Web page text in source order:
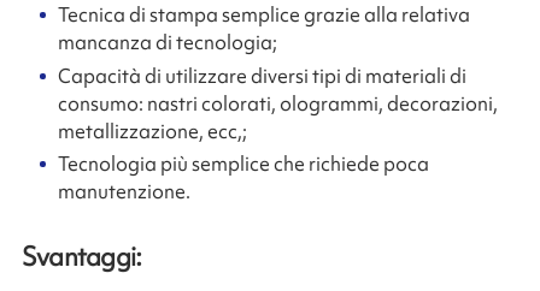
Tecnica di stampa semplice grazie alla relativa
mancanza di tecnologia;
Capacità di utilizzare diversi tipi di materiali di
consumo: nastri colorati, ologrammi, decorazioni,
metallizzazione, ecc,;
Tecnologia più semplice che richiede poca
manutenzione.
Svantaggi: